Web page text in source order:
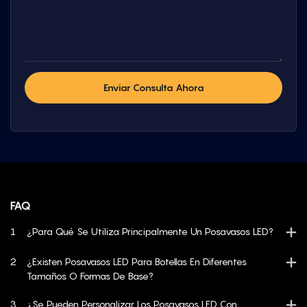
Enviar Consulta Ahora
FAQ
1 ¿Para Qué Se Utiliza Principalmente Un Posavasos LED?
2
¿Existen Posavasos LED Para Botellas En Diferentes
Tamaños O Formas De Base?
3 ¿Se Pueden Personalizar Los Posavasos LED Con